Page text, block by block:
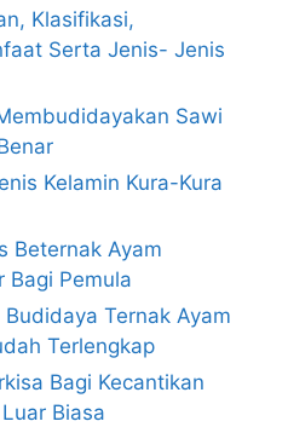
Klasifikasi,
Serta Jenis- Jenis
Sawi
Kelamin Kura-Kura
Beternak Ayam
Bagi Pemula
Ternak Ayam
Terlengkap
Bagi Kecantikan
Biasa